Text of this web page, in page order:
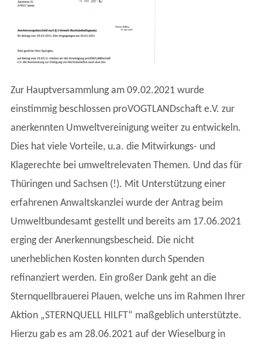
Zur Hauptversammlung am 09.02.2021 wurde
einstimmig beschlossen proVOGTLANDschaft e.V. zur
anerkennten Umweltvereinigung weiter zu entwickeln.
Dies hat viele Vorteile, u.a. die Mitwirkungs- und
Klagerechte bei umweltrelevaten Themen. Und das für
Thüringen und Sachsen (!). Mit Unterstützung einer
erfahrenen Anwaltskanzlei wurde der Antrag beim
Umweltbundesamt gestellt und bereits am 17.06.2021
erging der Anerkennungsbescheid. Die nicht
unerheblichen Kosten konnten durch Spenden
refinanziert werden. Ein großer Dank geht an die
Sternquellbrauerei Plauen, welche uns im Rahmen Ihrer
Aktion „STERNQUELL HILFT“ maßgeblich unterstützte.
Hierzu gab es am 28.06.2021 auf der Wieselburg in